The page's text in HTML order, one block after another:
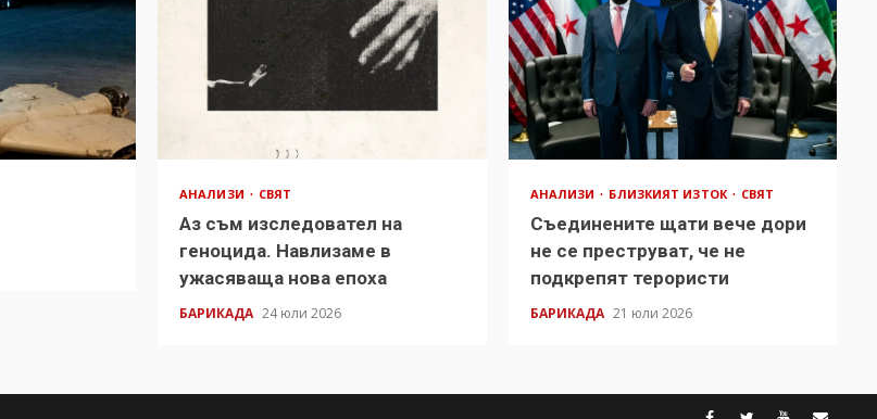
АНАЛИЗИ СВЯТ
Аз съм изследовател на
геноцида. Навлизаме в
ужасяваща нова епоха
БАРИКАДА 24 юли 2026
АНАЛИЗИ БЛИЗКИЯТ ИЗТОК СВЯТ
Съединените щати вече дори
не се преструват, че не
подкрепят терористи
БАРИКАДА 21 юли 2026